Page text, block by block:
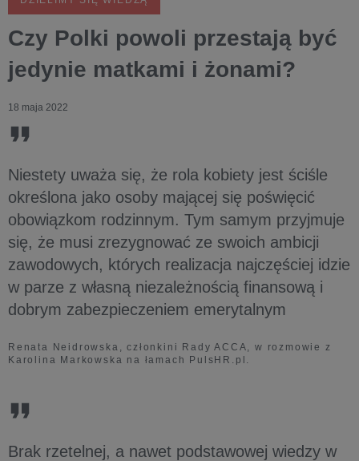
Czy Polki powoli przestają być
jedynie matkami i żonami?
18 maja 2022
Niestety uważa się, że rola kobiety jest ściśle
określona jako osoby mającej się poświęcić
obowiązkom rodzinnym. Tym samym przyjmuje
się, że musi zrezygnować ze swoich ambicji
zawodowych, których realizacja najczęściej idzie
w parze z własną niezależnością finansową i
dobrym zabezpieczeniem emerytalnym
Renata Neidrowska, członkini Rady ACCA, w rozmowie z
Karolina Markowska na łamach PulsHR.pl.
Brak rzetelnej, a nawet podstawowej wiedzy w